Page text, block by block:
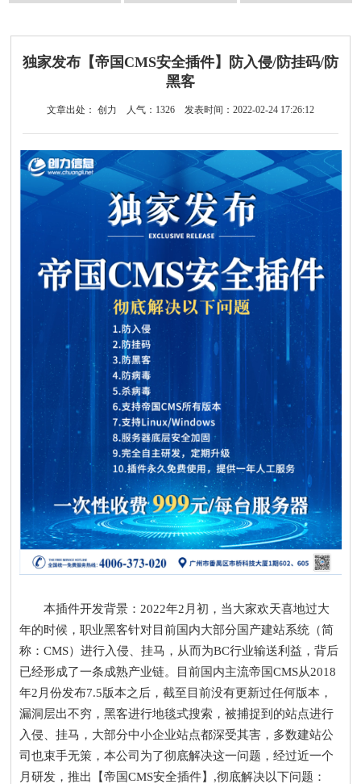
独家发布【帝国CMS安全插件】防入侵/防挂码/防
黑客
文章出处： 创力 人气： 1326 发表时间：2022-02-24 17:26:12
本插件开发背景：2022年2月初，当大家欢天喜地过大
年的时候，职业黑客针对目前国内大部分国产建站系统（简
称：CMS）进行入侵、挂马，从而为BC行业输送利益，背后
已经形成了一条成熟产业链。目前国内主流帝国CMS从2018
年2月份发布7.5版本之后，截至目前没有更新过任何版本，
漏洞层出不穷，黑客进行地毯式搜索，被捕捉到的站点进行
入侵、挂马，大部分中小企业站点都深受其害，多数建站公
司也束手无策，本公司为了彻底解决这一问题，经过近一个
月研发，推出【帝国CMS安全插件】,彻底解决以下问题：